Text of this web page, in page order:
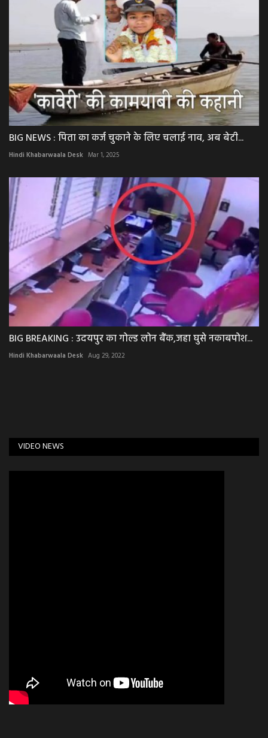
BIG NEWS : पिता का कर्ज चुकाने के लिए चलाई नाव, अब बेटी...
Hindi Khabarwaala Desk Mar 1, 2025
BIG BREAKING : उदयपुर का गोल्ड लोन बैंक,जहा घुसे नकाबपोश...
Hindi Khabarwaala Desk Aug 29, 2022
VIDEO NEWS